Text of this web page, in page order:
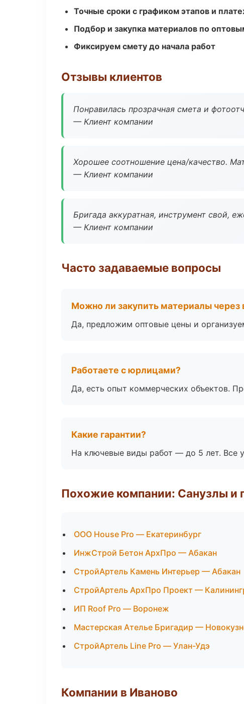
Точные сроки с графиком этапов и
Подбор и закупка материалов по
Фиксируем смету до начала работ
Отзывы клиентов
Понравилась прозрачная смета и
— Клиент компании
Хорошее соотношение цена/качество.
— Клиент компании
Бригада аккуратная, инструмент свой,
— Клиент компании
Часто задаваемые вопросы
Можно ли закупить материалы через
Да, предложим оптовые цены и
Работаете с юрлицами?
Да, есть опыт коммерческих объектов.
Какие гарантии?
На ключевые виды работ — до 5 лет. Все
Похожие компании: Санузлы и
ООО House Pro — Екатеринбург
ИнжСтрой Бетон АрхПро — Абакан
СтройАртель Камень Интерьер — Абакан
СтройАртель АрхПро Проект —
ИП Roof Pro — Воронеж
Мастерская Ателье Бригадир —
СтройАртель Line Pro — Улан-Удэ
Компании в Иваново